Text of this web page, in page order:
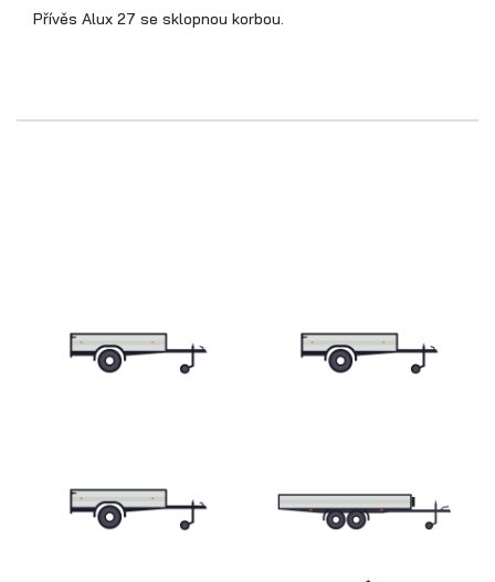
Přívěs Alux 27 se sklopnou korbou.